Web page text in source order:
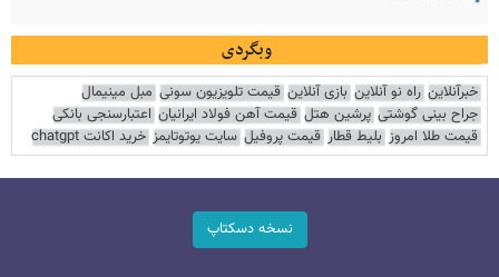
وبگردی
خبرآنلاین راه نو آنلاین بازی آنلاین قیمت تلویزیون سونی مبل مینیمال
جراح بینی گوشتی پرشین هتل قیمت آهن فولاد ایرانیان اعتبارسنجی بانکی
قیمت طلا امروز بلیط قطار قیمت پروفیل سایت یوتوتایمز خرید اکانت chatgpt
نسخه دسکتاپ